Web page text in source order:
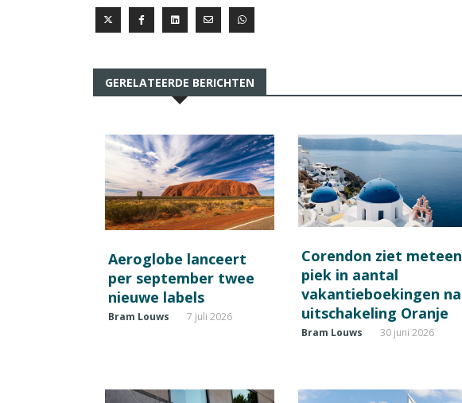
GERELATEERDE BERICHTEN
Aeroglobe lanceert
per september twee
nieuwe labels
Bram Louws 7 juli 2026
Corendon ziet meteen
piek in aantal
vakantieboekingen na
uitschakeling Oranje
Bram Louws 30 juni 2026